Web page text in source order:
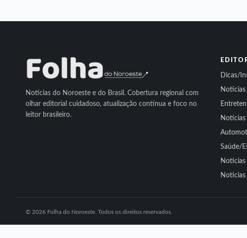
Notícias do Noroeste e do Brasil. Cobertura regional com
olhar editorial cuidadoso, atualização contínua e foco no
leitor brasileiro.
Dicas/
Notícias
Notícias
Saúde/
Notícias
Notícias
© 2026 Folha do Noroeste. Todos os direitos reservados.